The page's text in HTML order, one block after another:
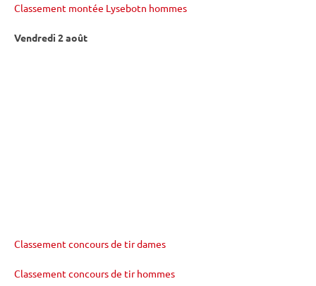
Classement montée Lysebotn hommes
Vendredi 2 août
Classement concours de tir dames
Classement concours de tir hommes